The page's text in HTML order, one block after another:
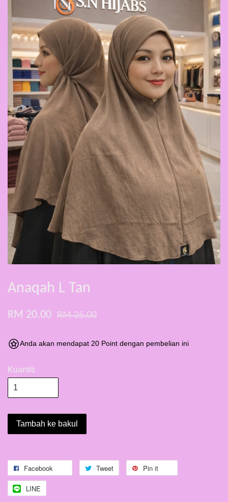
Anaqah L Tan
RM 20.00 RM 25.00
Anda akan mendapat 20 Point dengan pembelian ini
Kuantiti
Tambah ke bakul
Facebook Tweet Pin it
LINE